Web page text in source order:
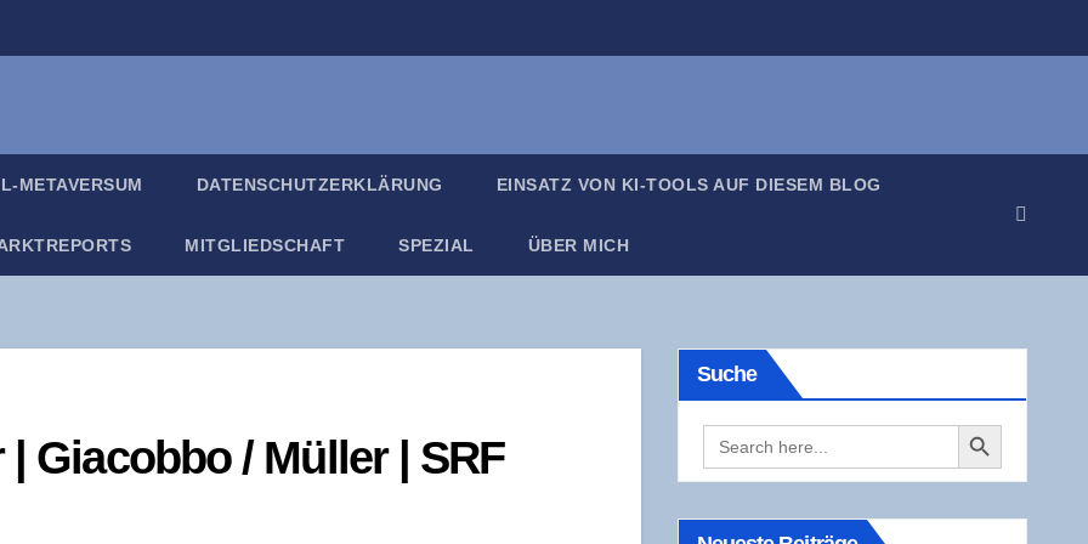
META­VER­SUM DATEN­SCHUTZ­ER­KLÄ­RUNG EIN­SATZ VON KI-TOOLS AUF DIE­SEM BLOG
MIT­GLIED­SCHAFT SPE­ZI­AL ÜBER MICH
Gia­cob­bo /​ Mül­ler | SRF
Suche
Search
for:
Search Button